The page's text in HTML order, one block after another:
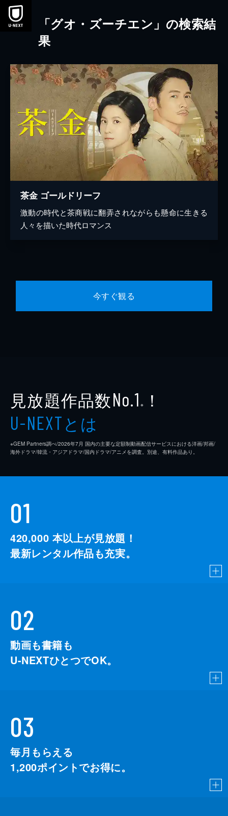
本文へスキップ
「グオ・ズーチエン」の検索結
果
茶金 ゴールドリーフ
激動の時代と茶商戦に翻弄されながらも懸命に生きる
人々を描いた時代ロマンス
今すぐ観る
見放題作品数No.1 ※ ！
U-NEXTとは
※GEM Partners調べ/2026年7⽉ 国内の主要な定額制動画配信サービスにおける洋画/邦画/
海外ドラマ/韓流・アジアドラマ/国内ドラマ/アニメを調査。別途、有料作品あり。
01
420,000 本以上が見放題！
最新レンタル作品も充実。
02
動画も書籍も
U-NEXTひとつでOK。
03
毎月もらえる
1,200ポイントでお得に。